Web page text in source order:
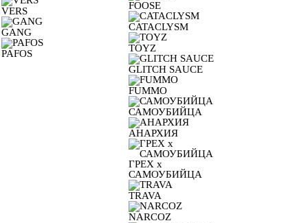
VERS
GANG
PAFOS
FOOSE
CATACLYSM
TOYZ
GLITCH SAUCE
FUMMO
САМОУБИЙЦА
АНАРХИЯ
ГРЕХ х
САМОУБИЙЦА
TRAVA
NARCOZ